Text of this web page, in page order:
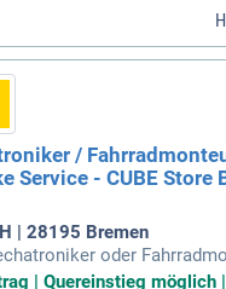
zu lernen. Wir schätzen
freuen uns auch über
von einer attraktiven
sowie Corporate
27 Urlaubstage und
– bewirb dich jetzt!
/
Service - CUBE Store
| 28195 Bremen
oder
Ost! In unserer
| Quereinstieg möglich |